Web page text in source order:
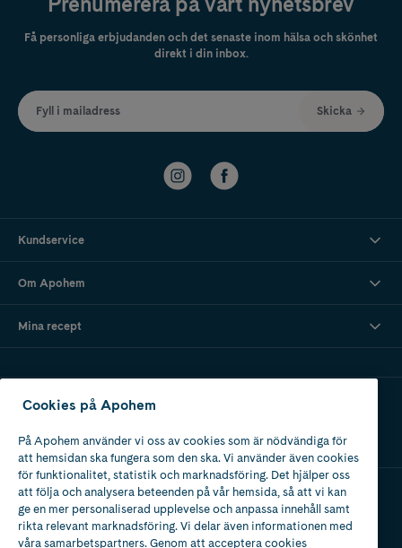
Få personliga erbjudanden och det senaste inom hälsa och skönhet
direkt i din inbox.
Fyll i mailadress Skicka
Kundservice
Om Apohem
Mina recept
Ladda ner vår app
Apotek med tillstånd
av Läkemedelsverket
Cookies på Apohem
På Apohem använder vi oss av cookies som är nödvändiga för
att hemsidan ska fungera som den ska. Vi använder även cookies
för funktionalitet, statistik och marknadsföring. Det hjälper oss
att följa och analysera beteenden på vår hemsida, så att vi kan
ge en mer personaliserad upplevelse och anpassa innehåll samt
rikta relevant marknadsföring. Vi delar även informationen med
våra samarbetspartners. Genom att acceptera cookies